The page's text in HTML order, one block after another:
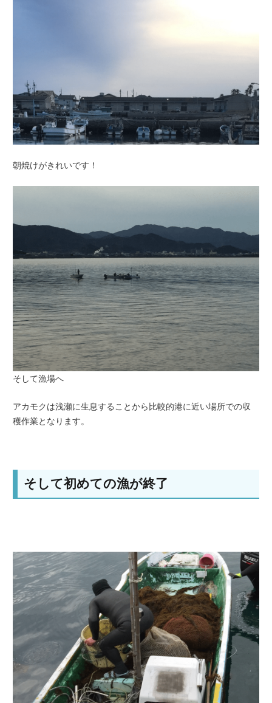
朝焼けがきれいです！
そして漁場へ
アカモクは浅瀬に生息することから比較的港に近い場所での収
穫作業となります。
そして初めての漁が終了